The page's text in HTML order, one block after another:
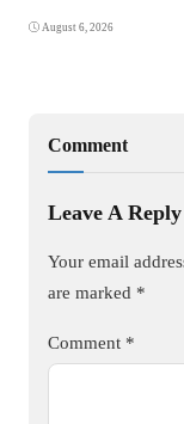
August 6, 2026
Comment
Leave A Reply
Your email
are marked *
Comment *